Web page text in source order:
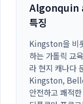
Algonquin
특징
Kingston을 비
하는 가톨릭 교
라 현지 캐나다
Kingston,
안전하고 쾌적